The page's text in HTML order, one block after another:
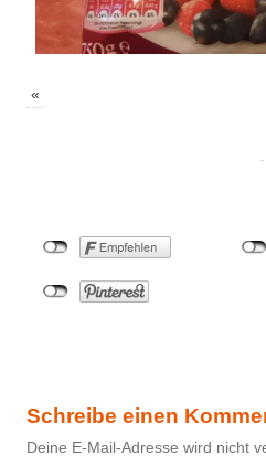
«
Schreibe einen
Deine E-Mail-Adresse wird nicht